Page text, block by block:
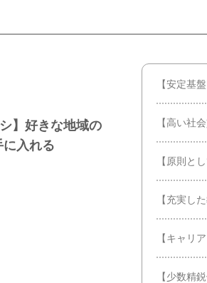
】好きな地域の
入れる
【安定基
【高い社
【原則と
【充実し
【キャリ
【少数精